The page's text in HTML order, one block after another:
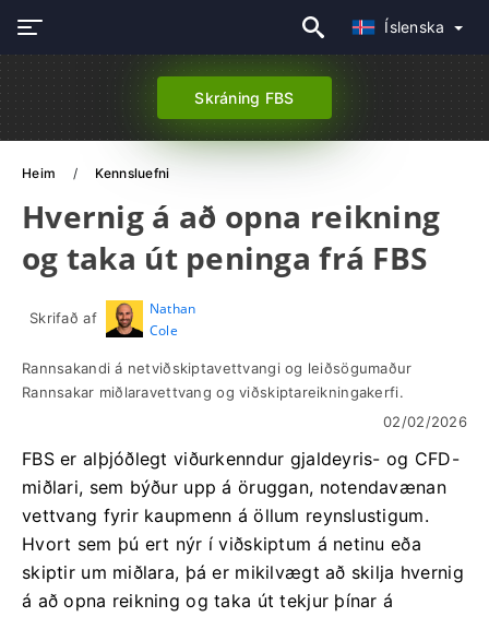
Íslenska
Skráning FBS
Heim Kennsluefni
Hvernig á að opna reikning
og taka út peninga frá FBS
Skrifað af
Nathan
Cole
Rannsakandi á netviðskiptavettvangi og leiðsögumaður
Rannsakar miðlaravettvang og viðskiptareikningakerfi.
02/02/2026
FBS er alþjóðlegt viðurkenndur gjaldeyris- og CFD-
miðlari, sem býður upp á öruggan, notendavænan
vettvang fyrir kaupmenn á öllum reynslustigum.
Hvort sem þú ert nýr í viðskiptum á netinu eða
skiptir um miðlara, þá er mikilvægt að skilja hvernig
á að opna reikning og taka út tekjur þínar á